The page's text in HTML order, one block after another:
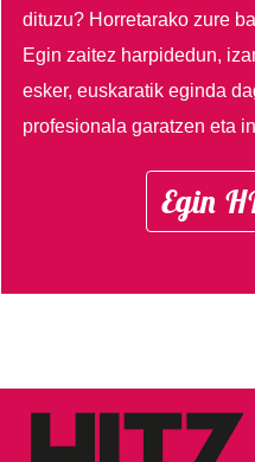
dituzu? Horretarako zure
Egin zaitez harpidedun,
esker, euskaratik eginda
profesionala garatzen eta
Egin